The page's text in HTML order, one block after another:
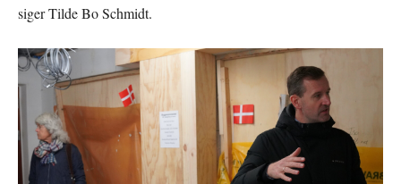
siger Tilde Bo Schmidt.